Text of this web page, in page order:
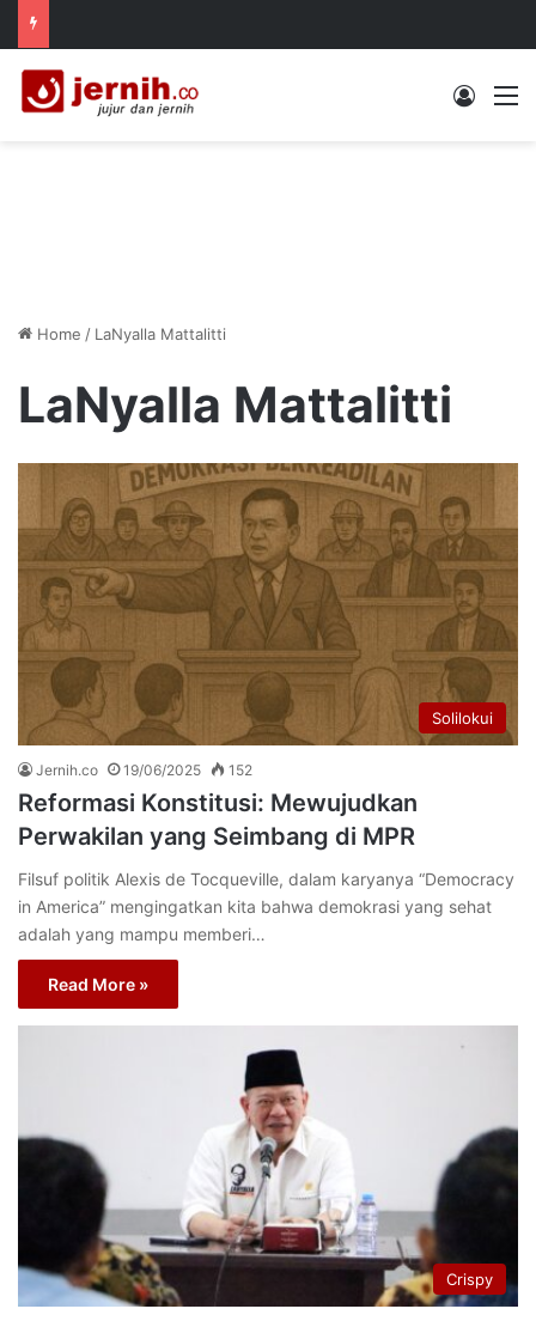
Log In
Home / LaNyalla Mattalitti
LaNyalla Mattalitti
Solilokui
Jernih.co 19/06/2025 152
Reformasi Konstitusi: Mewujudkan
Perwakilan yang Seimbang di MPR
Filsuf politik Alexis de Tocqueville, dalam karyanya “Democracy
in America” mengingatkan kita bahwa demokrasi yang sehat
adalah yang mampu memberi…
Read More »
Crispy